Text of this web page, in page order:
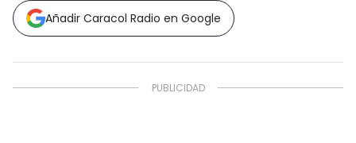
Añadir Caracol Radio en Google